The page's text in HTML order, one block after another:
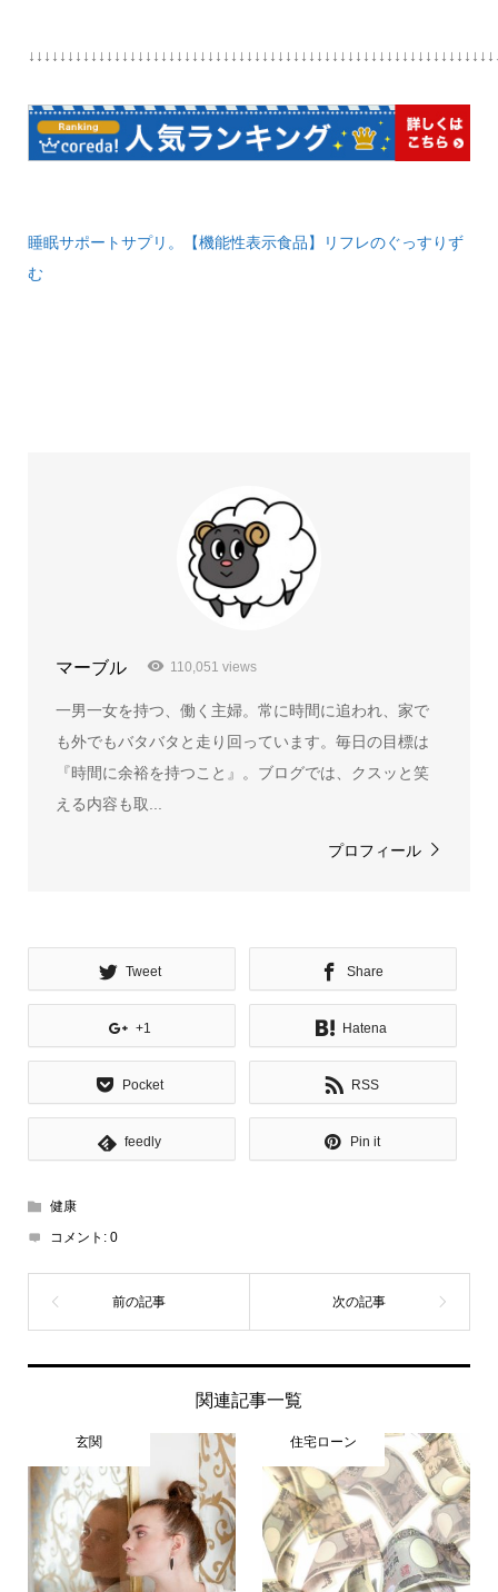
睡眠サポートサプリ。【機能性表示食品】リフレのぐっすりず
む
マーブル 110,051 views
一男一女を持つ、働く主婦。常に時間に追われ、家で
も外でもバタバタと走り回っています。毎日の目標は
『時間に余裕を持つこと』。ブログでは、クスッと笑
える内容も取...
プロフィール
Tweet Share
+1 Hatena
Pocket RSS
feedly Pin it
健康
コメント: 0
関連記事一覧
玄関 住宅ローン